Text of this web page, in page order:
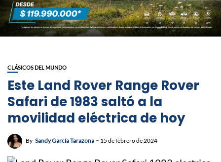
CLÁSICOS DEL MUNDO
Este Land Rover Range Rover
Safari de 1983 saltó a la
movilidad eléctrica de hoy
By Sandy García Tarazona 15 de febrero de 2024